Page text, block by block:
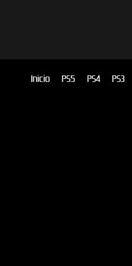
Inicio PS5 PS4 PS3